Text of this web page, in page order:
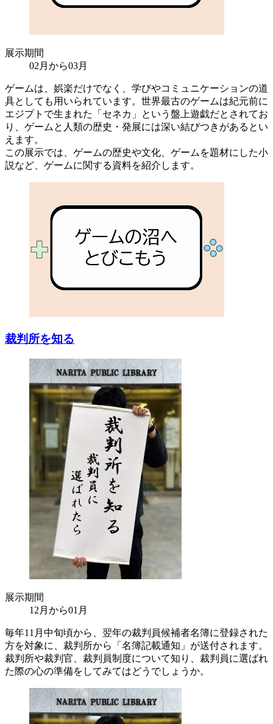
展示期間
02月から03月
ゲームは、娯楽だけでなく、学びやコミュニケーションの道
具としても用いられています。世界最古のゲームは紀元前に
エジプトで生まれた「セネカ」という盤上遊戯だとされてお
り、ゲームと人類の歴史・発展には深い結びつきがあるとい
えます。
この展示では、ゲームの歴史や文化、ゲームを題材にした小
説など、ゲームに関する資料を紹介します。
裁判所を知る
展示期間
12月から01月
毎年11月中旬頃から、翌年の裁判員候補者名簿に登録された
方を対象に、裁判所から「名簿記載通知」が送付されます。
裁判所や裁判官、裁判員制度について知り、裁判員に選ばれ
た際の心の準備をしてみてはどうでしょうか。